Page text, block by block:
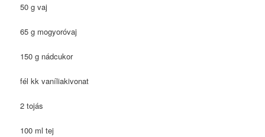
50 g vaj
65 g mogyoróvaj
150 g nádcukor
fél kk vaníliakivonat
2 tojás
100 ml tej